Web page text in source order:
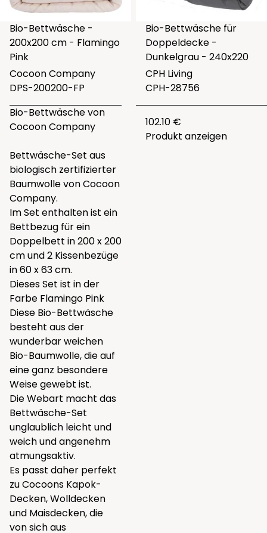
Bio-Bettwäsche -
200x200 cm - Flamingo
Pink
Cocoon Company
DPS-200200-FP
Bio-Bettwäsche von
Cocoon Company
Bettwäsche-Set aus
biologisch zertifizierter
Baumwolle von Cocoon
Company.
Im Set enthalten ist ein
Bettbezug für ein
Doppelbett in 200 x 200
cm und 2 Kissenbezüge
in 60 x 63 cm.
Dieses Set ist in der
Farbe Flamingo Pink
Diese Bio-Bettwäsche
besteht aus der
wunderbar weichen
Bio-Baumwolle, die auf
eine ganz besondere
Weise gewebt ist.
Die Webart macht das
Bettwäsche-Set
unglaublich leicht und
weich und angenehm
atmungsaktiv.
Es passt daher perfekt
zu Cocoons Kapok-
Decken,Wolldecken
und Maisdecken, die
von sich aus
Bio-Bettwäsche für
Doppeldecke -
Dunkelgrau - 240x220
CPH Living
CPH-28756
102.10 €
Produkt anzeigen